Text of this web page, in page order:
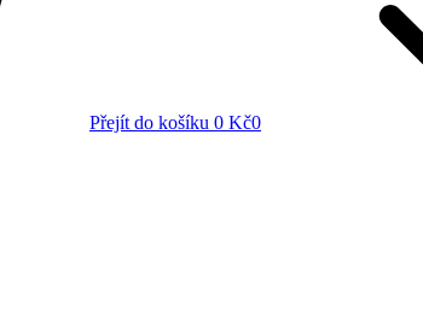
Přejít do košíku 0 Kč0